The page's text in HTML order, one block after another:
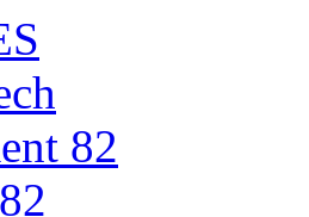
82